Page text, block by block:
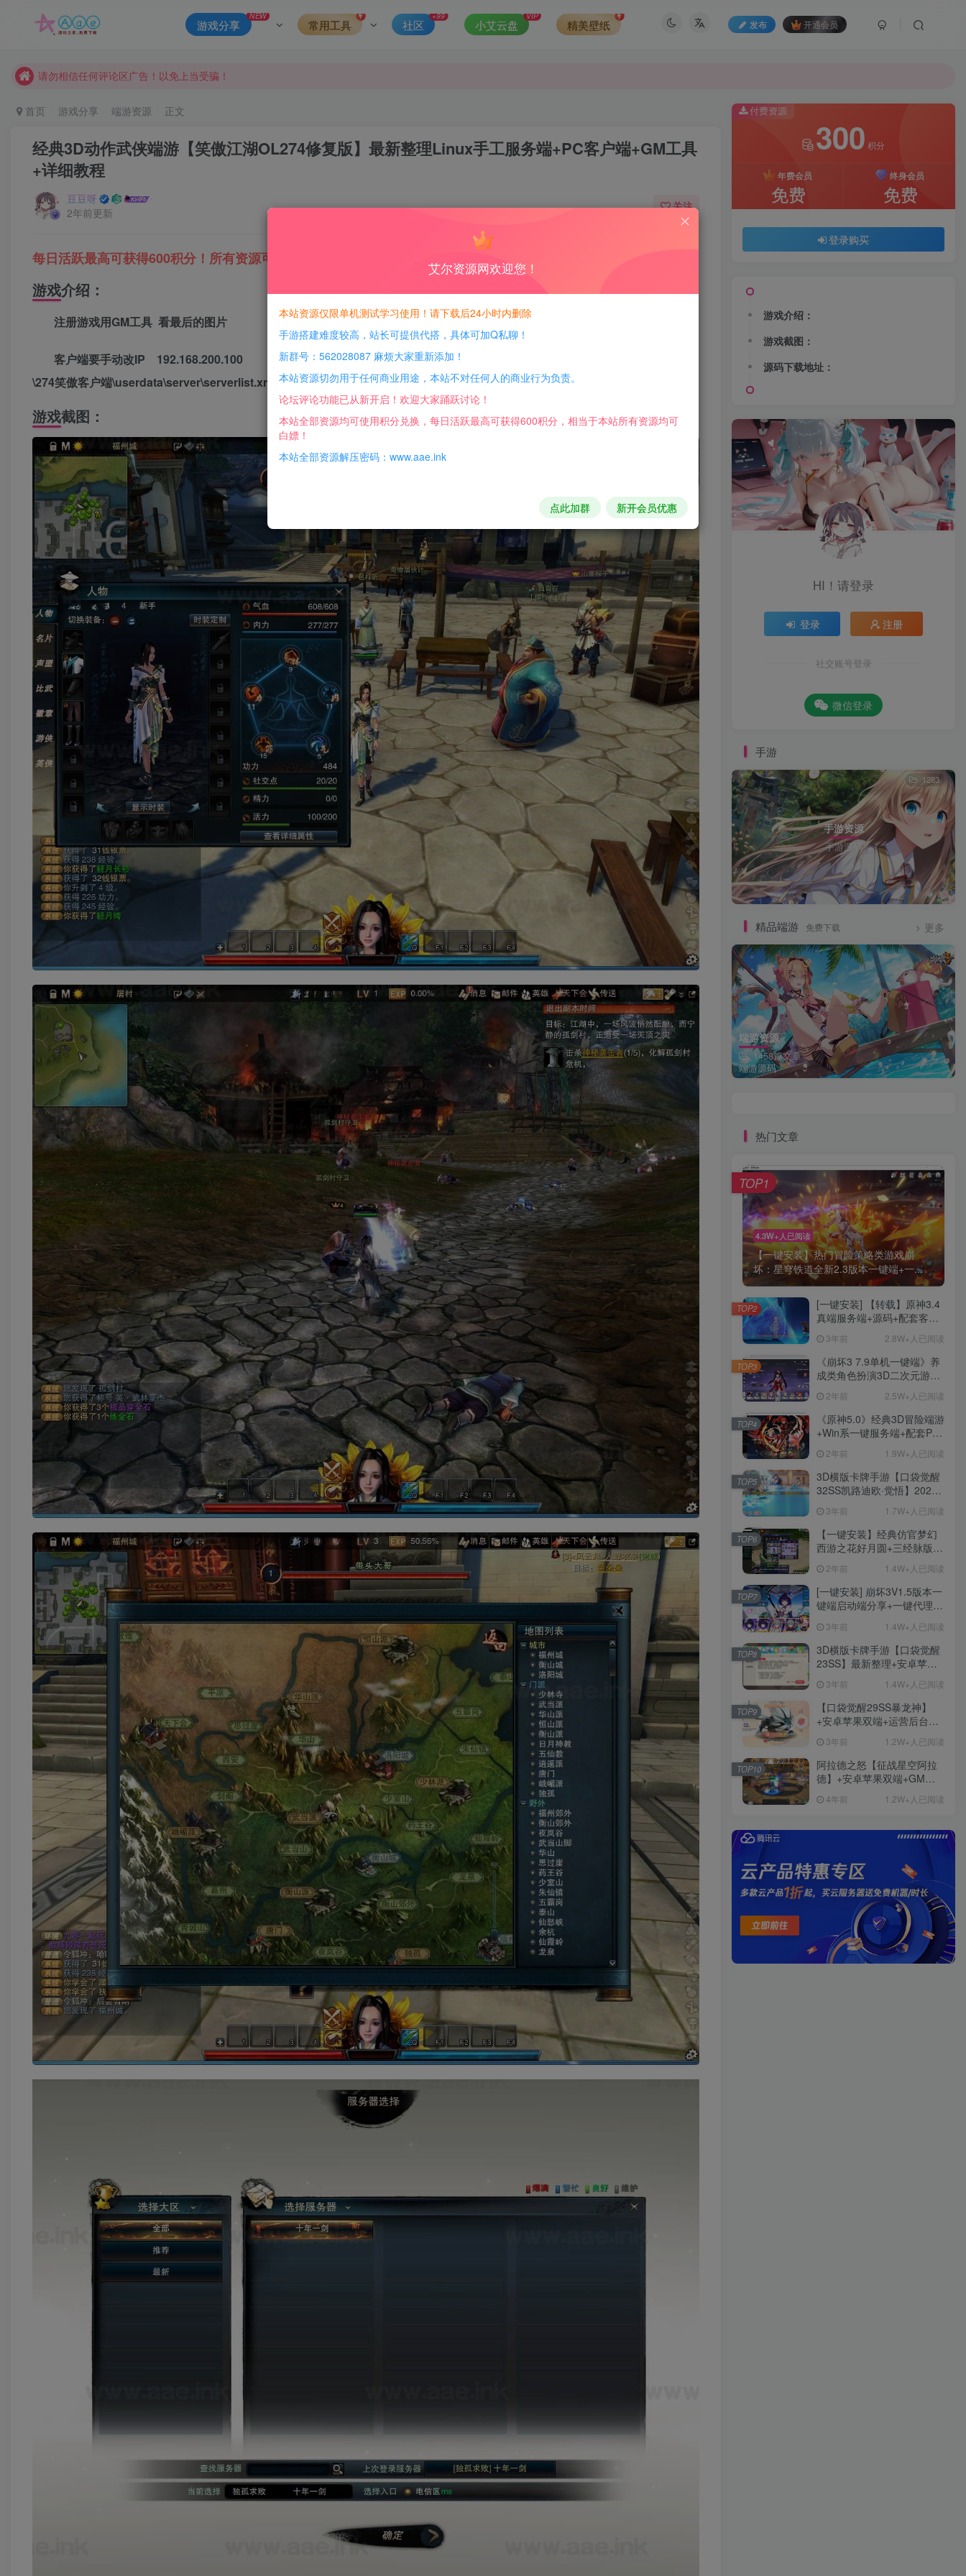
发布 开通会员
游戏分享
NEW
常用工具 社区
+99
小艾云盘
VIP
精美壁纸
现在赞助会员享受专属折扣，详情点击此条公告。
本网站的文章部分内容可能来源于网络，仅供大家学习与参考，如有侵权，请联系站长QQ466107887进行删除处理。
首页 游戏分享 端游资源 正文
经典3D动作武侠端游【笑傲江湖OL274修复版】最新整理Linux手工服务端+PC客户端+GM工具
+详细教程
豆豆呀
2年前更新
关注
每日活跃最高可获得600积分！所有资源可以使用积分免费兑换！
游戏介绍：
注册游戏用GM工具 看最后的图片
客户端要手动改IP 192.168.200.100
\274笑傲客户端\userdata\server\serverlist.xml
游戏截图：
付费资源
300 积分
年费会员
免费
终身会员
免费
登录购买
游戏介绍：
游戏截图：
源码下载地址：
HI！请登录
登录 注册
社交账号登录
微信登录
手游
手游资源
手游源码
1283
精品端游 免费下载 更多
端游资源
1458篇文章
端游源码
热门文章
4.3W+人已阅读
【一键安装】热门冒险策略类游戏崩
坏：星穹铁道全新2.3版本一键端+一...
TOP1
[一键安装] 【转载】原神3.4
真端服务端+源码+配套客户
说明文件
3年前 2.8W+人已阅读
TOP2
《崩坏3 7.9单机一键端》养
成类角色扮演3D二次元游
用、无限资源、附带保姆级
安装教程
2年前 2.5W+人已阅读
TOP3
《原神5.0》经典3D冒险端游
+Win系一键服务端+配套PC
池文件
2年前 1.9W+人已阅读
TOP4
3D横版卡牌手游【口袋觉醒
32SS凯路迪欧·觉悟】2023
+支付对接+安卓苹果双端+运
营后台+GM授权后台+代理
后台
3年前 1.7W+人已阅读
TOP5
【一键安装】经典仿官梦幻
西游之花好月圆+三经脉版本
卡+剧情活动+视频搭建及其
他修改资料
2年前 1.4W+人已阅读
TOP6
[一键安装] 崩坏3V1.5版本一
键端启动端分享+一键代理
ID+详细指令+极简一键修改
3年前 1.4W+人已阅读
TOP7
3D横版卡牌手游【口袋觉醒
23SS】最新整理+安卓苹果
细搭建教程
3年前 1.4W+人已阅读
TOP8
【口袋觉醒29SS暴龙神】
+安卓苹果双端+运营后台
端 3年前 1.2W+人已阅读
TOP9
阿拉德之怒【征战星空阿拉
德】+安卓苹果双端+GM授
+详细教程
4年前 1.2W+人已阅读
TOP10
艾尔资源网欢迎您！
本站资源仅限单机测试学习使用！请下载后24小时内删除
手游搭建难度较高，站长可提供代搭，具体可加Q私聊！
新群号：562028087 麻烦大家重新添加！
本站资源切勿用于任何商业用途，本站不对任何人的商业行为负责。
论坛评论功能已从新开启！欢迎大家踊跃讨论！
本站全部资源均可使用积分兑换，每日活跃最高可获得600积分，相当于本站所有资源均可
白嫖！
本站全部资源解压密码：www.aae.ink
点此加群 新开会员优惠